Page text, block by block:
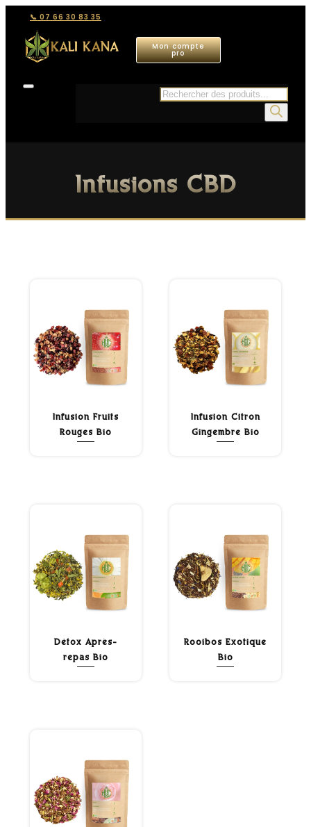
📞 07 66 30 83 35
Mon compte
pro
Recherche
Infusions CBD
Infusion Fruits
Rouges Bio
Infusion Citron
Gingembre Bio
Détox Après-
repas Bio
Rooibos Exotique
Bio